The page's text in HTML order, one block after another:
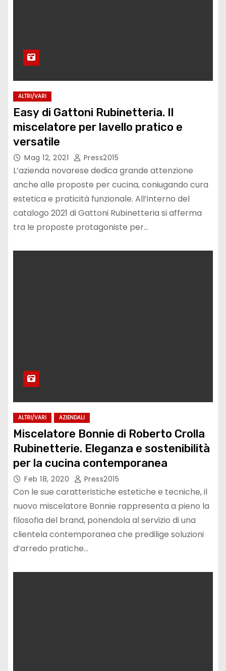
ALTRI/VARI
Easy di Gattoni Rubinetteria. Il
miscelatore per lavello pratico e
versatile
Mag 12, 2021 Press2015
L’azienda novarese dedica grande attenzione
anche alle proposte per cucina, coniugando cura
estetica e praticità funzionale. All’interno del
catalogo 2021 di Gattoni Rubinetteria si afferma
tra le proposte protagoniste per…
ALTRI/VARI AZIENDALI
Miscelatore Bonnie di Roberto Crolla
Rubinetterie. Eleganza e sostenibilità
per la cucina contemporanea
Feb 18, 2020 Press2015
Con le sue caratteristiche estetiche e tecniche, il
nuovo miscelatore Bonnie rappresenta a pieno la
filosofia del brand, ponendola al servizio di una
clientela contemporanea che predilige soluzioni
d’arredo pratiche…